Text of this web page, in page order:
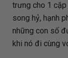
trưng cho 1 cặp
song hỷ, hạnh
những con số
khi nó đi cùng